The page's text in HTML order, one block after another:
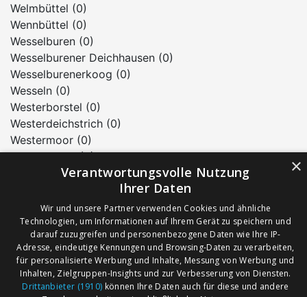
Welmbüttel (0)
Wennbüttel (0)
Wesselburen (0)
Wesselburener Deichhausen (0)
Wesselburenerkoog (0)
Wesseln (0)
Westerborstel (0)
Westerdeichstrich (0)
Westermoor (0)
Wiemerstedt (0)
Windbergen (0)
Wolmersdorf (0)
Wrohm (0)
Wulfenhusen (0)
AGB Märkte nach Bundesländern
×
Verantwortungsvolle Nutzung
Ihrer Daten
Wir und unsere Partner verwenden Cookies und ähnliche
Technologien, um Informationen auf Ihrem Gerät zu speichern und
darauf zuzugreifen und personenbezogene Daten wie Ihre IP-
Adresse, eindeutige Kennungen und Browsing-Daten zu verarbeiten,
für personalisierte Werbung und Inhalte, Messung von Werbung und
Inhalten, Zielgruppen-Insights und zur Verbesserung von Diensten.
Drittanbieter (1910) können Ihre Daten auch für diese und andere